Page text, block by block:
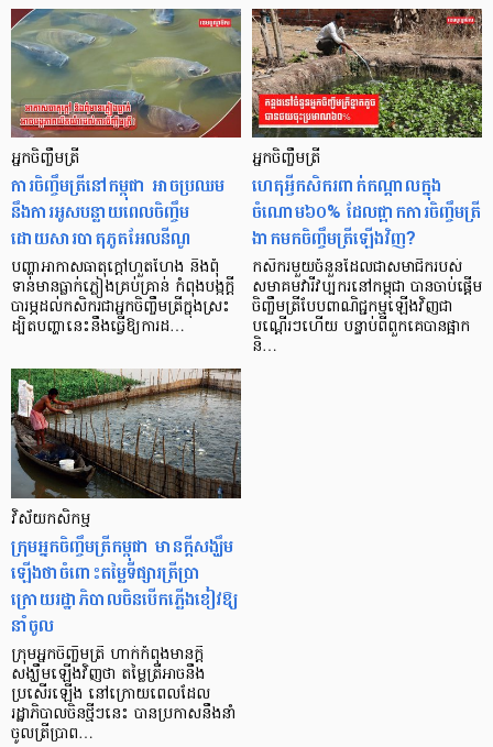
អ្នកចិញ្ចឹមត្រី
ការចិញ្ចឹមត្រីនៅកម្ពុជា អាចប្រឈម
នឹងការអូសបន្លាយពេលចិញ្ចឹម
ដោយសារបាតុភូតអែលនីណូ
បញ្ហាអាកាសធាតុក្ដៅហួតហែង និងពុំ
ទាន់មានធ្លាក់ភ្លៀងគ្រប់គ្រាន់ កំពុងបង្កក្ដី
បារម្ភដល់កសិករជាអ្នកចិញ្ចឹមត្រីក្នុងស្រះ
ដ្បិតបញ្ហានេះនឹងធ្វើឱ្យការដ…
អ្នកចិញ្ចឹមត្រី
ហេតុអ្វីកសិករពាក់កណ្តាលក្នុង
ចំណោម៦០% ដែលផ្អាកការចិញ្ចឹមត្រី
ងាកមកចិញ្ចឹមត្រីឡើងវិញ?
កសិករមួយចំនួនដែលជាសមាជិករបស់
សមាគមវារីវប្បករនៅកម្ពុជា បានចាប់ផ្ដើម
ចិញ្ចឹមត្រីបែបពាណិជ្ជកម្មឡើងវិញជា
បណ្ដើរៗហើយ បន្ទាប់ពីពួកគេបានផ្អាក
និ…
វិស័យកសិកម្ម
ក្រុមអ្នកចិញ្ចឹមត្រីកម្ពុជា មានក្ដីសង្ឃឹម
ឡើងថាចំពោះតម្លៃទីផ្សារត្រីប្រា
ក្រោយរដ្ឋាភិបាលចិនបើកភ្លើងខៀវឱ្យ
នាំចូល
ក្រុមអ្នកចិញ្ចឹមត្រី ហាក់កំពុងមានក្ដី
សង្ឃឹមឡើងវិញថា តម្លៃត្រីអាចនឹង
ប្រសើរឡើង នៅក្រោយពេលដែល
រដ្ឋាភិបាលចិនថ្មីៗនេះ បានប្រកាសនឹងនាំ
ចូលត្រីប្រាព…